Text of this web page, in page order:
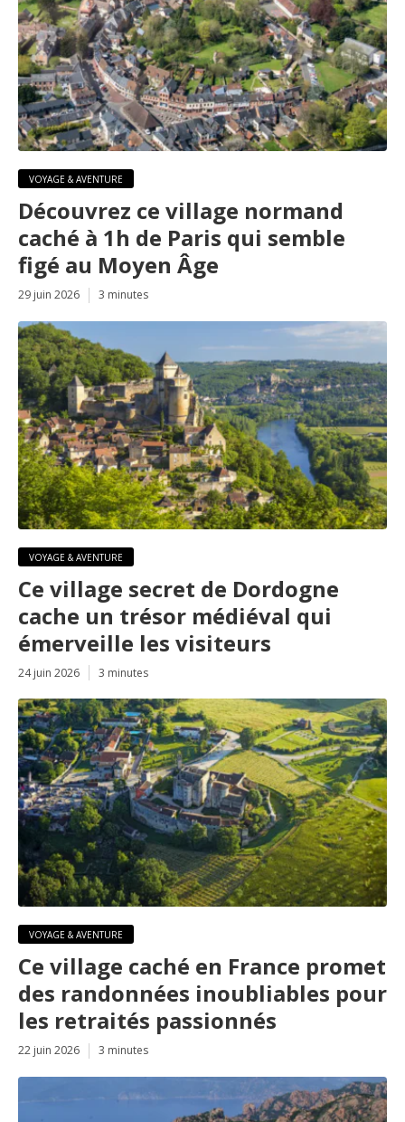
VOYAGE & AVENTURE
Découvrez ce village normand
caché à 1h de Paris qui semble
figé au Moyen Âge
29 juin 2026 3 minutes
VOYAGE & AVENTURE
Ce village secret de Dordogne
cache un trésor médiéval qui
émerveille les visiteurs
24 juin 2026 3 minutes
VOYAGE & AVENTURE
Ce village caché en France promet
des randonnées inoubliables pour
les retraités passionnés
22 juin 2026 3 minutes